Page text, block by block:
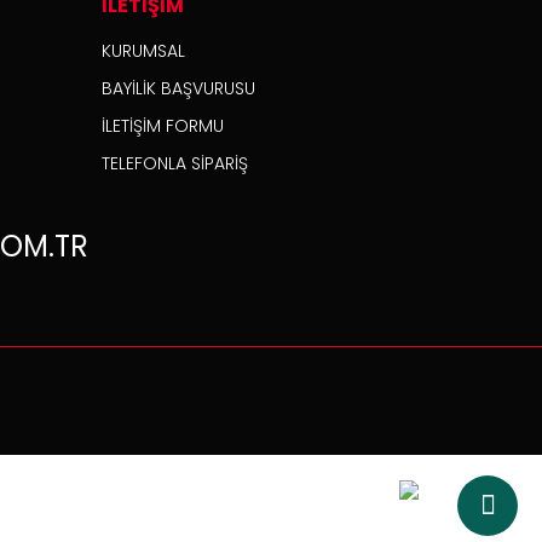
KURUMSAL
BAYİLİK BAŞVURUSU
İLETİŞİM FORMU
TELEFONLA SİPARİŞ